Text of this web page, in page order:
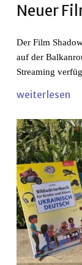
Neuer
Der Film
auf der
Streaming
weiterlesen